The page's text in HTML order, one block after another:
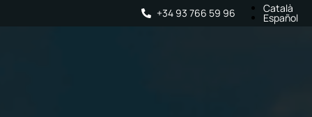
+34 93 766 59 96 Català
Español